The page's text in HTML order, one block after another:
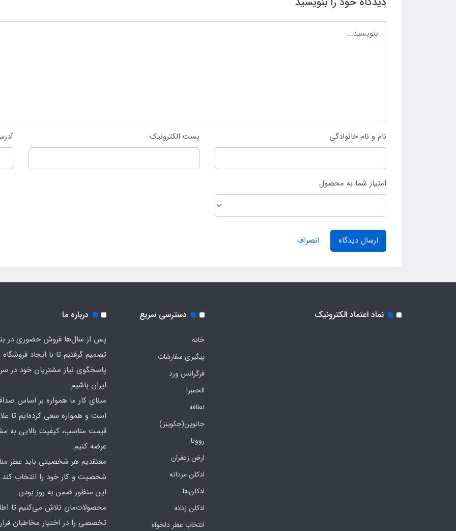
نام و نام خانوادگی پست الکترونیک
امتیاز شما به محصول
ارسال دیدگاه انصراف
نماد اعتماد الکترونیک دسترسی سریع
خانه
پیگیری سفارشات
فرگرانس ورد
الحمبرا
لطافه
جانوین(جکوینز)
روونا
ارض زعفران
ادکلن مردانه
ادکلن‌ها
ادکلن زنانه
انتخاب عطر دلخواه
درباره ما
پس از سال‌ها فروش حضوری در
تصمیم گرفتیم تا با ایجاد فروشگاه
پاسخگوی نیاز مشتریان خود در
ایران باشیم.
مبنایِ کار ما همواره بر اساس
است و همواره سعی کرده‌ایم تا
قیمت مناسب، کیفیت بالایی به
عرضه کنیم.
معتقدیم هر شخصیتی باید عطر
شخصیت و کار خود را انتخاب کند
این منظور ضمن به روز بودن
محصولات‌مان تلاش می‌کنیم تا
تخصصی را در اختیار مخاطبان